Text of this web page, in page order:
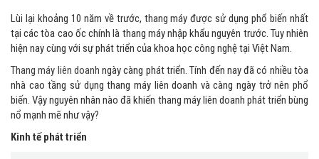
Lùi lại khoảng 10 năm về trước, thang máy được sử dụng phổ biến nhất
tại các tòa cao ốc chính là thang máy nhập khẩu nguyên trước. Tuy nhiên
hiện nay cùng với sự phát triển của khoa học công nghệ tại Việt Nam.
Thang máy liên doanh ngày càng phát triển. Tính đến nay đã có nhiều tòa
nhà cao tầng sử dụng thang máy liên doanh và càng ngày trở nên phổ
biến. Vậy nguyên nhân nào đã khiến thang máy liên doanh phát triển bùng
nổ mạnh mẽ như vậy?
Kinh tế phát triển